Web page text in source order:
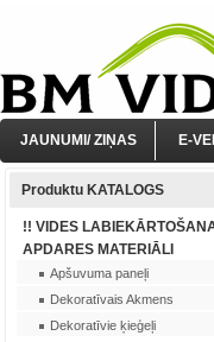
JAUNUMI/ ZIŅAS E-
Produktu KATALOGS
!! VIDES
APDARES MATERIĀLI
Apšuvuma paneļi
Dekoratīvais Akmens
Dekoratīvie ķieģeļi